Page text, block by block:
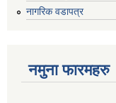
नागरिक वडापत्र
नमुना फारमहरु